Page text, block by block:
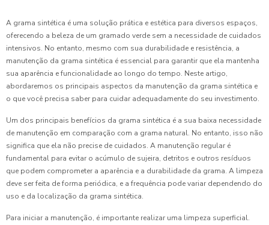
A grama sintética é uma solução prática e estética para diversos espaços,
oferecendo a beleza de um gramado verde sem a necessidade de cuidados
intensivos. No entanto, mesmo com sua durabilidade e resistência, a
manutenção da grama sintética é essencial para garantir que ela mantenha
sua aparência e funcionalidade ao longo do tempo. Neste artigo,
abordaremos os principais aspectos da manutenção da grama sintética e
o que você precisa saber para cuidar adequadamente do seu investimento.
Um dos principais benefícios da grama sintética é a sua baixa necessidade
de manutenção em comparação com a grama natural. No entanto, isso não
significa que ela não precise de cuidados. A manutenção regular é
fundamental para evitar o acúmulo de sujeira, detritos e outros resíduos
que podem comprometer a aparência e a durabilidade da grama. A limpeza
deve ser feita de forma periódica, e a frequência pode variar dependendo do
uso e da localização da grama sintética.
Para iniciar a manutenção, é importante realizar uma limpeza superficial.